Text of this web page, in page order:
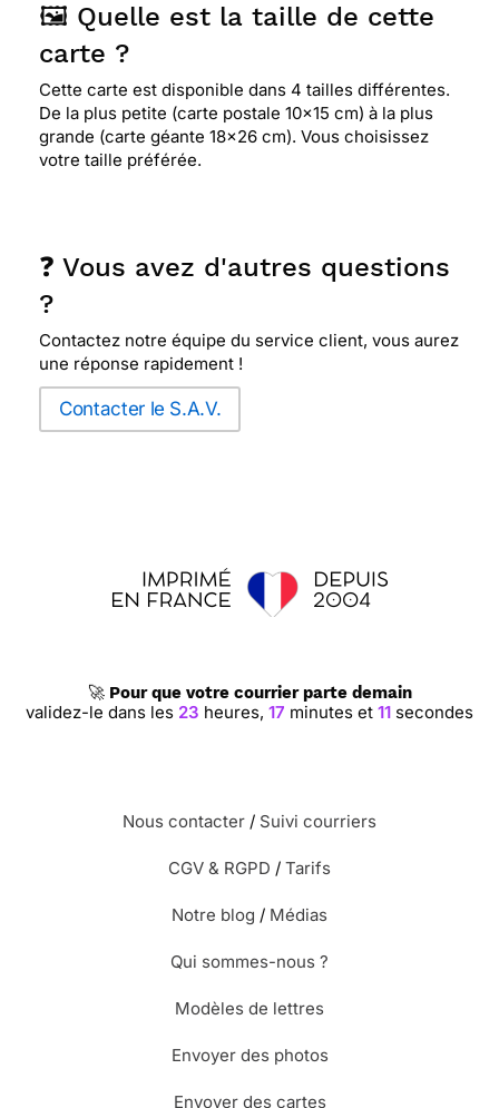
🖼️ Quelle est la taille de cette
carte ?
Cette carte est disponible dans 4 tailles différentes.
De la plus petite (carte postale 10x15 cm) à la plus
grande (carte géante 18x26 cm). Vous choisissez
votre taille préférée.
❓ Vous avez d'autres questions
?
Contactez notre équipe du service client, vous aurez
une réponse rapidement !
Contacter le S.A.V.
🚀 Pour que votre courrier parte demain
validez-le dans les 23 heures, 17 minutes et 11 secondes
Nous contacter / Suivi courriers
CGV & RGPD / Tarifs
Notre blog / Médias
Qui sommes-nous ?
Modèles de lettres
Envoyer des photos
Envoyer des cartes